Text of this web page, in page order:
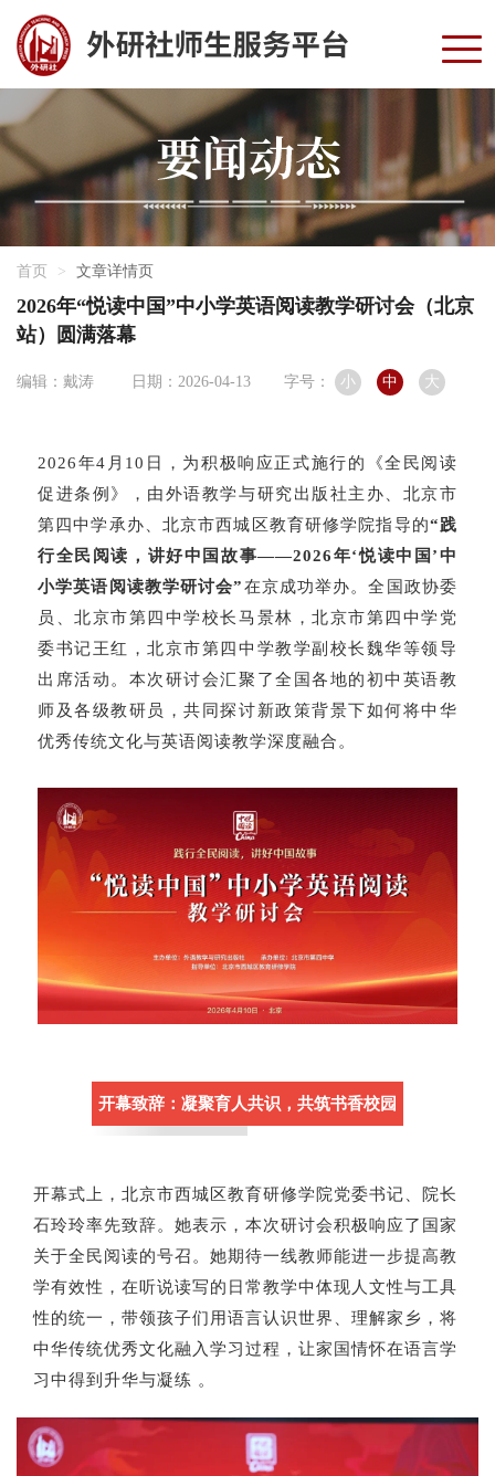
首页 文章详情页
2026年“悦读中国”中小学英语阅读教学研讨会（北京
站）圆满落幕
编辑：戴涛 日期：2026-04-13 字号： 小 中 大
2026年4月10日，为积极响应正式施行的《全民阅读
促进条例》，由外语教学与研究出版社主办、北京市
第四中学承办、北京市西城区教育研修学院指导的“践
行全民阅读，讲好中国故事——2026年‘悦读中国’中
小学英语阅读教学研讨会”在京成功举办。全国政协委
员、北京市第四中学校长马景林，北京市第四中学党
委书记王红，北京市第四中学教学副校长魏华等领导
出席活动。本次研讨会汇聚了全国各地的初中英语教
师及各级教研员，共同探讨新政策背景下如何将中华
优秀传统文化与英语阅读教学深度融合。
开幕致辞：凝聚育人共识，共筑书香校园
开幕式上，北京市西城区教育研修学院党委书记、院长
石玲玲率先致辞。她表示，本次研讨会积极响应了国家
关于全民阅读的号召。她期待一线教师能进一步提高教
学有效性，在听说读写的日常教学中体现人文性与工具
性的统一，带领孩子们用语言认识世界、理解家乡，将
中华传统优秀文化融入学习过程，让家国情怀在语言学
习中得到升华与凝练 。